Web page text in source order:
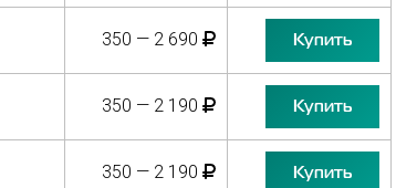
350 — 2 690 Купить
350 — 2 190 Купить
350 — 2 190 Купить